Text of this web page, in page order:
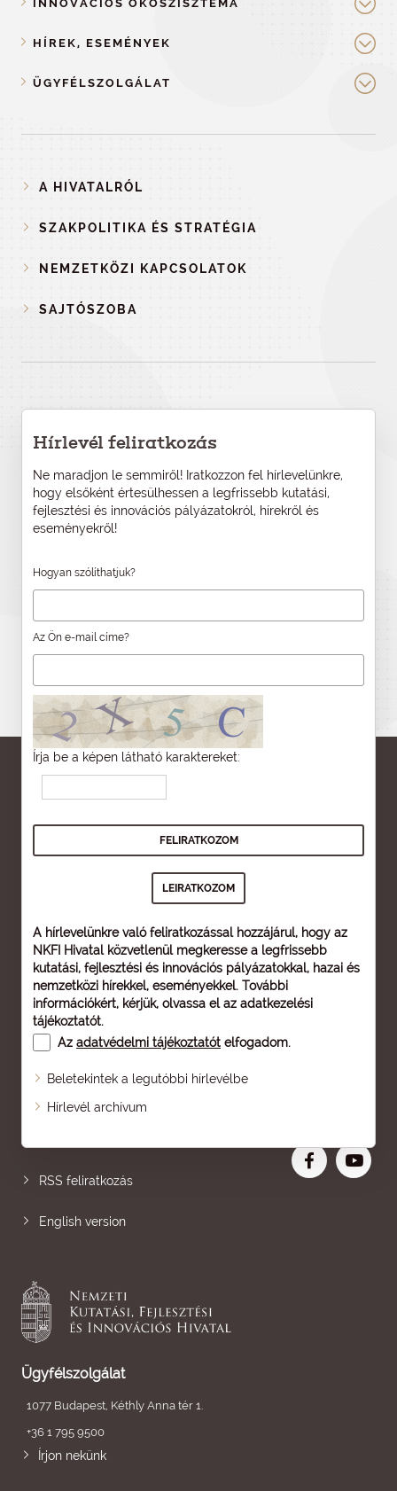
INNOVÁCIÓS ÖKOSZISZTÉMA
HÍREK, ESEMÉNYEK
ÜGYFÉLSZOLGÁLAT
A HIVATALRÓL
SZAKPOLITIKA ÉS STRATÉGIA
NEMZETKÖZI KAPCSOLATOK
SAJTÓSZOBA
Hírlevél feliratkozás
Ne maradjon le semmiről! Iratkozzon fel hírlevelünkre,
hogy elsőként értesülhessen a legfrissebb kutatási,
fejlesztési és innovációs pályázatokról, hírekről és
eseményekről!
Hogyan szólíthatjuk?
Az Ön e-mail címe?
Írja be a képen látható karaktereket:
A hírlevelünkre való feliratkozással hozzájárul, hogy az
NKFI Hivatal közvetlenül megkeresse a legfrissebb
kutatási, fejlesztési és innovációs pályázatokkal, hazai és
nemzetközi hírekkel, eseményekkel. További
információkért, kérjük, olvassa el az adatkezelési
tájékoztatót.
Az adatvédelmi tájékoztatót elfogadom.
Beletekintek a legutóbbi hírlevélbe
Hírlevél archívum
Oldaltérkép
RSS feliratkozás
English version
Ügyfélszolgálat
1077 Budapest, Kéthly Anna tér 1.
+36 1 795 9500
Írjon nekünk